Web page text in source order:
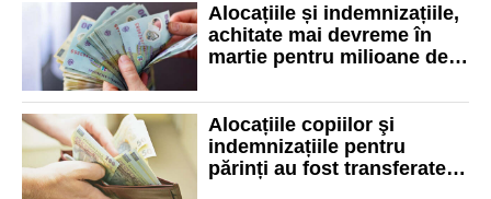
Alocațiile și indemnizațiile,
achitate mai devreme în
martie pentru milioane de
Alocațiile copiilor şi
indemnizațiile pentru
părinți au fost transferate.